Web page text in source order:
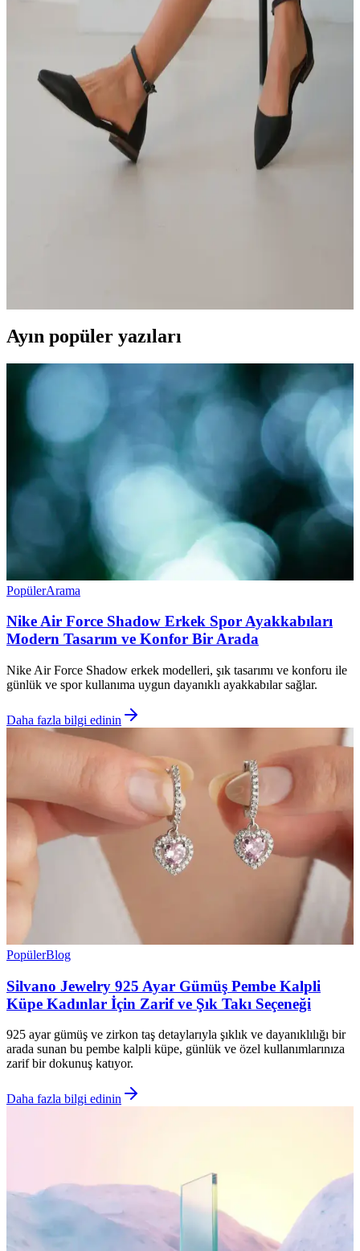
Günlük ve iş hayatına uygun, şık ve konforlu bej tüvid kadın babet.
Ergonomik tasarımı, hafifliği ve dayanıklılığıyla ideal bir tercih.
MUFUMA Acı Kahve Kadın Babet Ayakkabı:
Şıklık ve Konforu Bir Arada Sunan Model
MUFUMA Acı Kahve Kadın Babet, şık tasarımı ve ortopedik
konforuyla günlük kullanım için ideal. Suni deri malzeme ve yerli
üretim kalitesiyle uzun ömürlü, rahat ve zarif bir ayakkabı sunar.
Ayın popüler yazıları
PopülerArama
Nike Air Force Shadow Erkek Spor Ayakkabıları
Modern Tasarım ve Konfor Bir Arada
Nike Air Force Shadow erkek modelleri, şık tasarımı ve konforu ile
günlük ve spor kullanıma uygun dayanıklı ayakkabılar sağlar.
Daha fazla bilgi edinin
PopülerBlog
Silvano Jewelry 925 Ayar Gümüş Pembe Kalpli
Küpe Kadınlar İçin Zarif ve Şık Takı Seçeneği
925 ayar gümüş ve zirkon taş detaylarıyla şıklık ve dayanıklılığı bir
arada sunan bu pembe kalpli küpe, günlük ve özel kullanımlarınıza
zarif bir dokunuş katıyor.
Daha fazla bilgi edinin